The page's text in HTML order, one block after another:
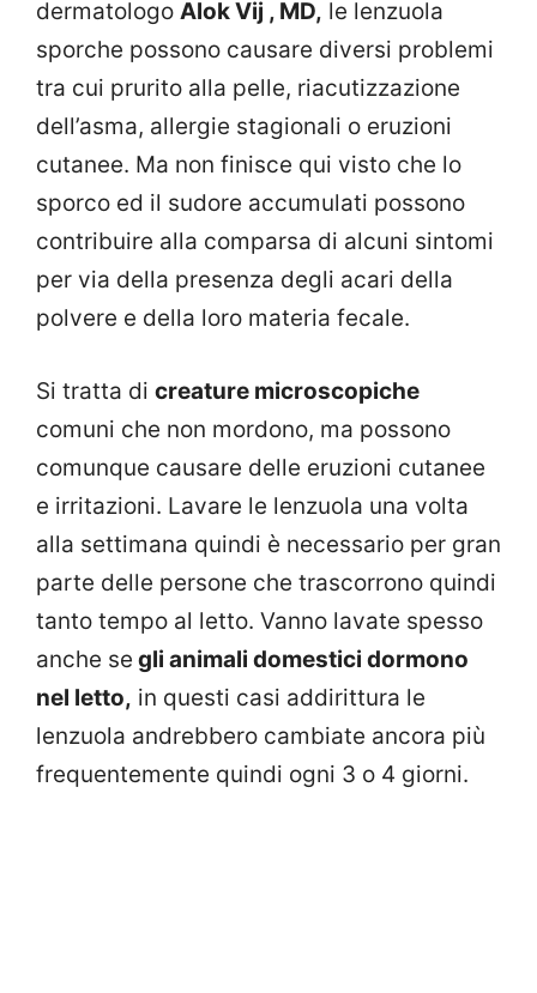
dermatologo Alok Vij , MD, le lenzuola
sporche possono causare diversi problemi
tra cui prurito alla pelle, riacutizzazione
dell’asma, allergie stagionali o eruzioni
cutanee. Ma non finisce qui visto che lo
sporco ed il sudore accumulati possono
contribuire alla comparsa di alcuni sintomi
per via della presenza degli acari della
polvere e della loro materia fecale.
Si tratta di creature microscopiche
comuni che non mordono, ma possono
comunque causare delle eruzioni cutanee
e irritazioni. Lavare le lenzuola una volta
alla settimana quindi è necessario per gran
parte delle persone che trascorrono quindi
tanto tempo al letto. Vanno lavate spesso
anche se gli animali domestici dormono
nel letto, in questi casi addirittura le
lenzuola andrebbero cambiate ancora più
frequentemente quindi ogni 3 o 4 giorni.